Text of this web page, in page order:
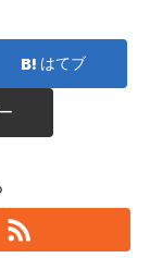
はてブ